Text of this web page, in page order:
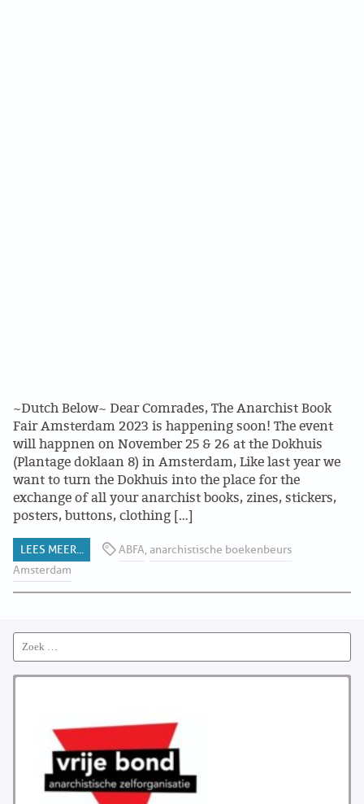
~Dutch Below~ Dear Comrades, The Anarchist Book
Fair Amsterdam 2023 is happening soon! The event
will happnen on November 25 & 26 at the Dokhuis
(Plantage doklaan 8) in Amsterdam, Like last year we
want to turn the Dokhuis into the place for the
exchange of all your anarchist books, zines, stickers,
posters, buttons, clothing […]
LEES MEER... ABFA, anarchistische boekenbeurs
Amsterdam
Search
for: